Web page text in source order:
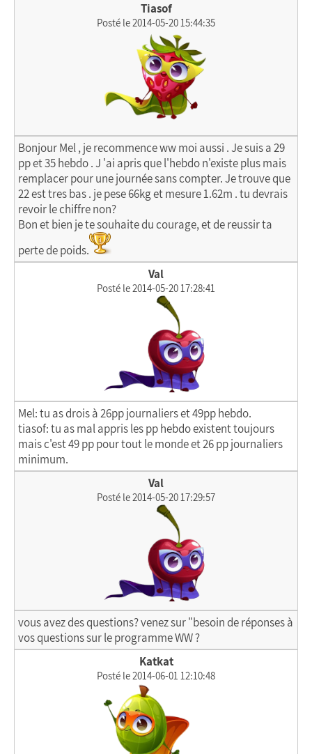
Tiasof
Posté le 2014-05-20 15:44:35
Bonjour Mel , je recommence ww moi aussi . Je suis a 29
pp et 35 hebdo . J 'ai apris que l'hebdo n'existe plus mais
remplacer pour une journée sans compter. Je trouve que
22 est tres bas . je pese 66kg et mesure 1.62m . tu devrais
revoir le chiffre non?
Bon et bien je te souhaite du courage, et de reussir ta
perte de poids.
Val
Posté le 2014-05-20 17:28:41
Mel: tu as drois à 26pp journaliers et 49pp hebdo.
tiasof: tu as mal appris les pp hebdo existent toujours
mais c'est 49 pp pour tout le monde et 26 pp journaliers
minimum.
Val
Posté le 2014-05-20 17:29:57
vous avez des questions? venez sur "besoin de réponses à
vos questions sur le programme WW ?
Katkat
Posté le 2014-06-01 12:10:48